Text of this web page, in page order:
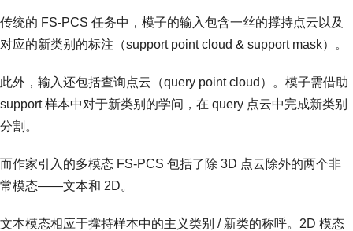
传统的 FS-PCS 任务中，模子的输入包含一丝的撑持点云以及
对应的新类别的标注（support point cloud & support mask）。
此外，输入还包括查询点云（query point cloud）。模子需借助
support 样本中对于新类别的学问，在 query 点云中完成新类别
分割。
而作家引入的多模态 FS-PCS 包括了除 3D 点云除外的两个非
常模态——文本和 2D。
文本模态相应于撑持样本中的主义类别 / 新类的称呼。2D 模态